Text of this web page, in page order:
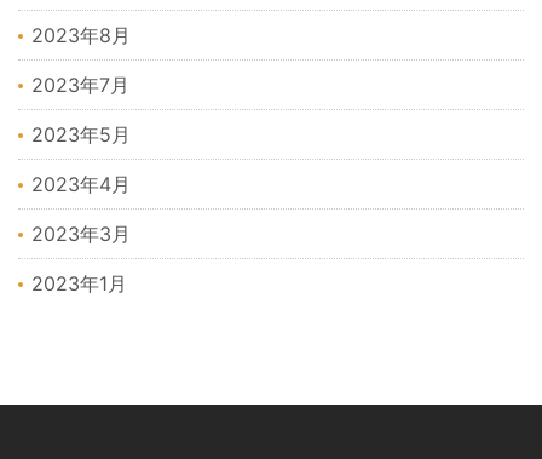
2023年8月
2023年7月
2023年5月
2023年4月
2023年3月
2023年1月